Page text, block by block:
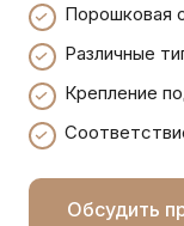
Порошковая
Различные
Крепление
Обсудить